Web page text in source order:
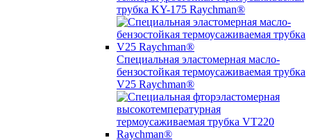
трубка KY-175 Raychman®
Специальная эластомерная масло-
бензостойкая термоусаживаемая трубка
V25 Raychman®